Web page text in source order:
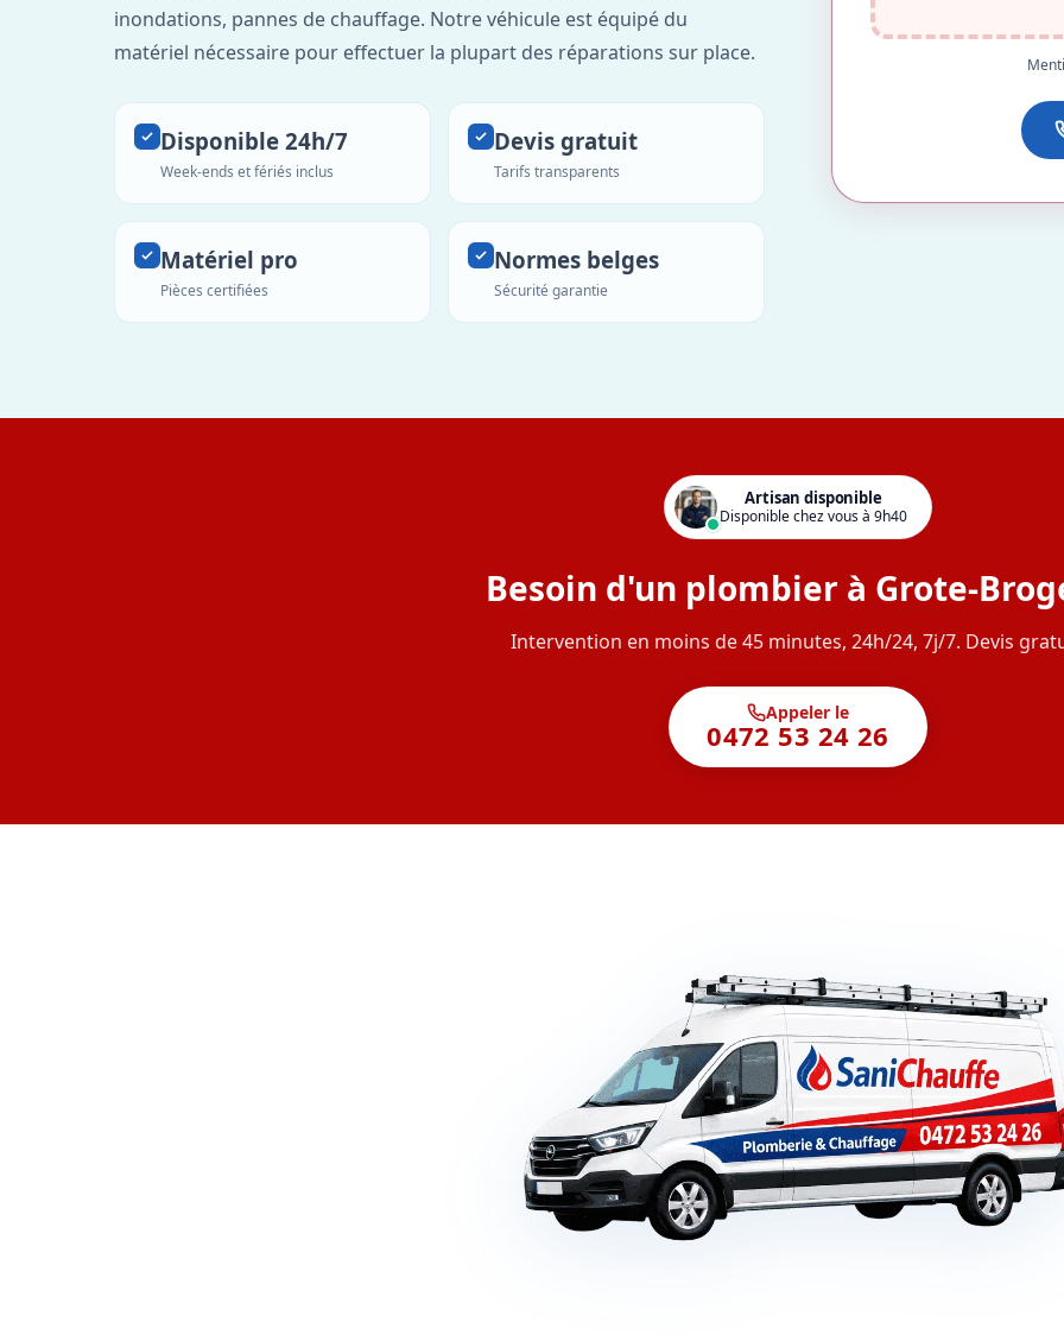
inondations, pannes de chauffage. Notre véhicule est équipé du
matériel nécessaire pour effectuer la plupart des réparations sur place.
Disponible 24h/7
Week-ends et fériés inclus
Devis gratuit
Tarifs transparents
Matériel pro
Pièces certifiées
Normes belges
Sécurité garantie
Artisan disponible
Disponible chez vous à 9h40
Besoin d'un plombier à Grote-
Intervention en moins de 45 minutes, 24h/24, 7j/7. Devis
Appeler le
0472 53 24 26